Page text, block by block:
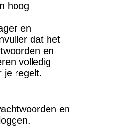
hoog
en
dat het
en
volledig
je regelt.
en